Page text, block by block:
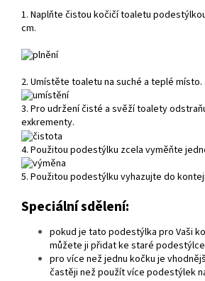
1. Naplňte čistou kočičí toaletu
cm.
2. Umístěte toaletu na suché a teplé místo.
3. Pro udržení čisté a svěží toalety
exkrementy.
4. Použitou podestýlku zcela vyměňte
5. Použitou podestýlku vyhazujte do
Speciální sdělení:
pokud je tato podestýlka pro Vaši
můžete ji přidat ke staré
pro více než jednu kočku je
častěji než použít více podestýlek